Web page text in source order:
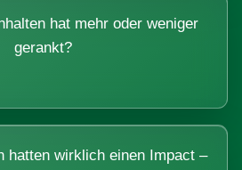
hat mehr oder weniger
gerankt?
hatten wirklich einen Impact –